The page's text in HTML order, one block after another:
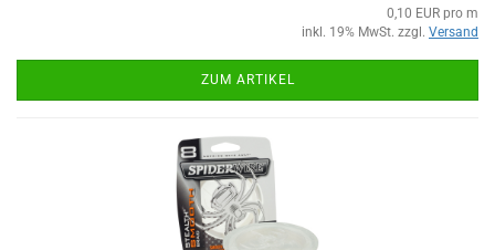
0,10 EUR pro m
inkl. 19% MwSt. zzgl. Versand
ZUM ARTIKEL